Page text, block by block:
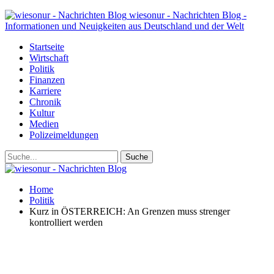
wiesonur - Nachrichten Blog -
Informationen und Neuigkeiten aus Deutschland und der Welt
Startseite
Wirtschaft
Politik
Finanzen
Karriere
Chronik
Kultur
Medien
Polizeimeldungen
Home
Politik
Kurz in ÖSTERREICH: An Grenzen muss strenger
kontrolliert werden